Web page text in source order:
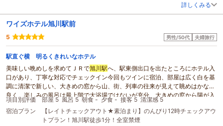
詳しくみる
ワイズホテル旭川駅前
5 男性/50代 夫婦旅行
駅直ぐ横 明るくきれいなホテル
美味しい晩めしを求めてＪＲで旭川駅へ、駅東側出口を出たところにホテル入
口があり、丁寧な対応でチェックイン今回もツインに宿泊、部屋は広く白を基
調に清潔で新しい、大きめの窓から山、街、列車の往来が見えて眺めはかなり
良く、楽しみの風呂は最上階で大浴場ではないが充分、大きめの窓から陽が入
り明るく、サウナ、水風呂もしっかりあり（駅前は以外と水風呂が無いところ
があり）、駅前や遠くに山並みが見えこちらも眺めが良くて満足。目的の夜の
飲食店街もすぐ近くにあって便利、前回利用した朝食バイキングはスペースも
項目別評価 部屋 5 風呂 5 朝食 - 夕食 - 接客 5 清潔感 5
宿泊プラン
【レイトチェックアウト★素泊まり】のんびり12時チェックアウ
トプラン！旭川駅徒歩1分！全室禁煙